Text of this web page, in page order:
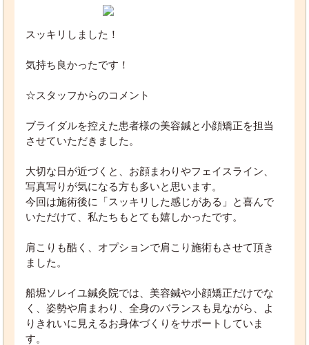
スッキリしました！
気持ち良かったです！
☆スタッフからのコメント
ブライダルを控えた患者様の美容鍼と小顔矯正を担当
させていただきました。
大切な日が近づくと、お顔まわりやフェイスライン、
写真写りが気になる方も多いと思います。
今回は施術後に「スッキリした感じがある」と喜んで
いただけて、私たちもとても嬉しかったです。
肩こりも酷く、オプションで肩こり施術もさせて頂き
ました。
船堀ソレイユ鍼灸院では、美容鍼や小顔矯正だけでな
く、姿勢や肩まわり、全身のバランスも見ながら、よ
りきれいに見えるお身体づくりをサポートしていま
す。